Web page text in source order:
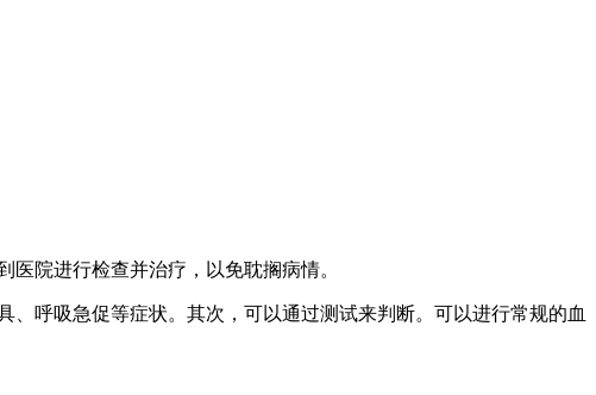
院进行检查并治疗，以免耽搁病情。
呼吸急促等症状。其次，可以通过测试来判断。可以进行常规的血